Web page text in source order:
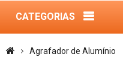
CATEGORIAS
Agrafador de Alumínio